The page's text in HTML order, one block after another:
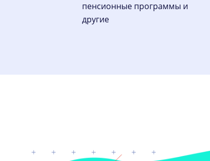
пенсионные программы и
другие